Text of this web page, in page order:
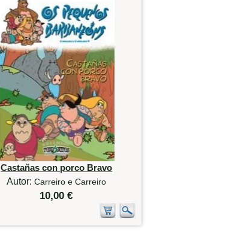
Castañas con porco Bravo
Autor: Carreiro e Carreiro
10,00 €